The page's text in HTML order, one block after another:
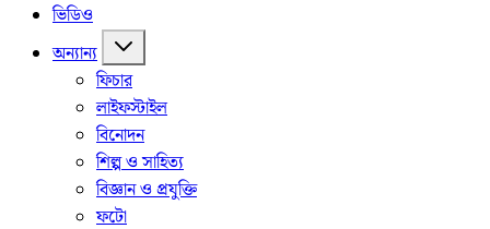
ভিডিও
অন্যান্য
ফিচার
লাইফস্টাইল
বিনোদন
শিল্প ও সাহিত্য
বিজ্ঞান ও প্রযুক্তি
ফটো